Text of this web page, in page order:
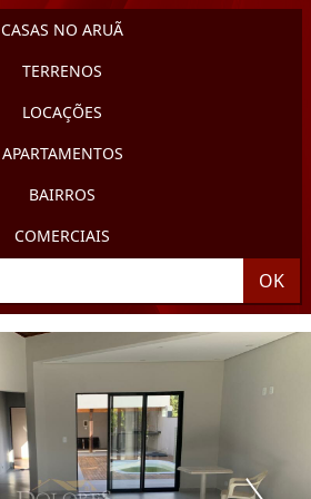
CASAS NO ARUÃ
TERRENOS
LOCAÇÕES
APARTAMENTOS
BAIRROS
COMERCIAIS
OK